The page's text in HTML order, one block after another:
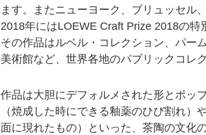
ます。またニューヨーク、ブリュッセル
2018年にはLOEWE Craft Prize 2018の特
その作品はルベル・コレクション、パー
美術館など、世界各地のパブリックコレ
作品は大胆にデフォルメされた形とポッ
（焼成した時にできる釉薬のひび割れ
面に現れたもの）といった、茶陶の文化